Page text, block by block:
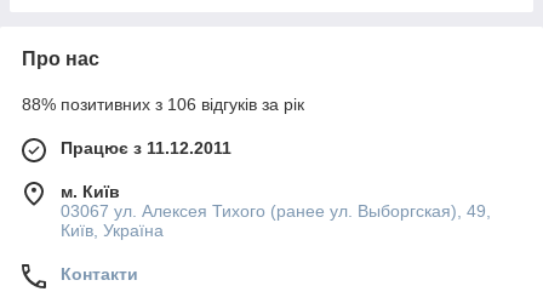
Про нас
88% позитивних з 106 відгуків за рік
Працює з 11.12.2011
м. Київ
03067 ул. Алексея Тихого (ранее ул. Выборгская), 49,
Київ, Україна
Контакти